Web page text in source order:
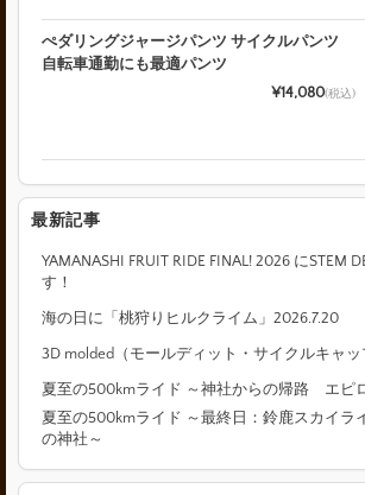
ぺダリングジャージパンツ サイクルパンツ
自転車通勤にも最適パンツ
¥14,080(税込)
最新記事
YAMANASHI FRUIT RIDE FINAL! 2026 にSTEM
す！
海の日に「桃狩りヒルクライム」2026.7.20
3D molded（モールディット・サイクルキャッ
夏至の500kmライド ～神社からの帰路 エピ
夏至の500kmライド ～最終日：鈴鹿スカイラ
の神社～